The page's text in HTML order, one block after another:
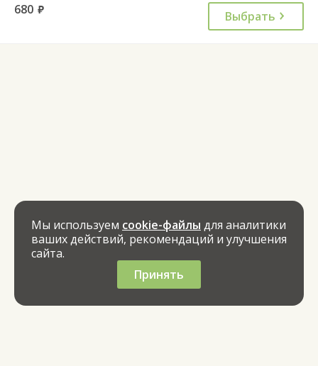
680 руб. Выбрать
Мы используем cookie-файлы для аналитики
ваших действий, рекомендаций и улучшения
сайта.
Принять